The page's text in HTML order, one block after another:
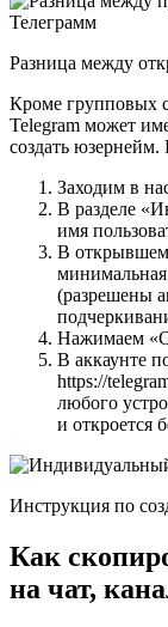
Разница между
Кроме групповых
Telegram может
создать юзернейм.
Заходим в
В разделе
имя
В
минимальная
(разрешены
Нажимаем
В аккаунте
https://
любого
и откроется
Инструкция по
Как
на чат,